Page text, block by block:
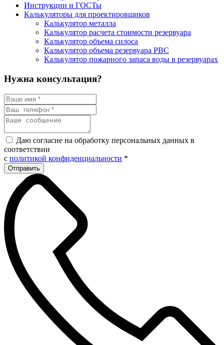
Инструкции и ГОСТы
Калькуляторы для проектировщиков
Калькулятор металла
Калькулятор расчета стоимости резервуара
Калькулятор объема силоса
Калькулятор объема резервуара РВС
Калькулятор пожарного запаса воды в резервуарах
Нужна консультация?
Даю согласие на обработку персональных данных в
соответствии
с политикой конфиденциальности *